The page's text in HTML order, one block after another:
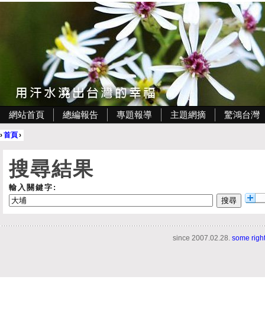
網站首頁 總編報告 專題報導 主題網摘 驚鴻台灣
›首頁›
搜尋結果
輸入關鍵字:
since 2007.02.28. some